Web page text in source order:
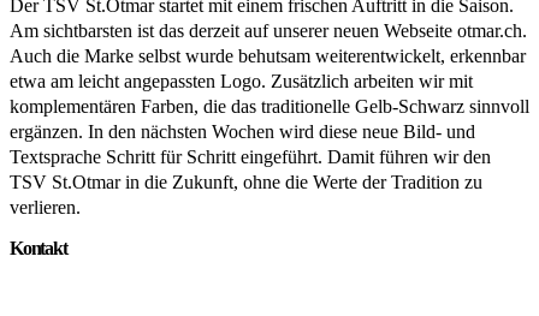
Der TSV St.Otmar startet mit einem frischen Auftritt in die Saison.
Am sichtbarsten ist das derzeit auf unserer neuen Webseite otmar.ch.
Auch die Marke selbst wurde behutsam weiterentwickelt, erkennbar
etwa am leicht angepassten Logo. Zusätzlich arbeiten wir mit
komplementären Farben, die das traditionelle Gelb-Schwarz sinnvoll
ergänzen. In den nächsten Wochen wird diese neue Bild- und
Textsprache Schritt für Schritt eingeführt. Damit führen wir den
TSV St.Otmar in die Zukunft, ohne die Werte der Tradition zu
verlieren.
Kontakt